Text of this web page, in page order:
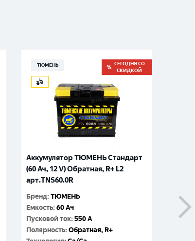
ТЮМЕНЬ
СЕГОДНЯ СО
СКИДКОЙ
Аккумулятор ТЮМЕНЬ Стандарт
(60 Ач, 12 V) Обратная, R+ L2
арт.TNS60.0R
Бренд:ТЮМЕНЬ
Емкость:60 Ач
Пусковой ток:550 A
Полярность:Обратная, R+